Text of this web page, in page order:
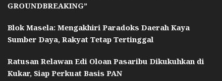
GROUNDBREAKING”
Blok Masela: Mengakhiri Paradoks Daerah Kaya
Sumber Daya, Rakyat Tetap Tertinggal
Ratusan Relawan Edi Oloan Pasaribu Dikukuhkan di
Kukar, Siap Perkuat Basis PAN